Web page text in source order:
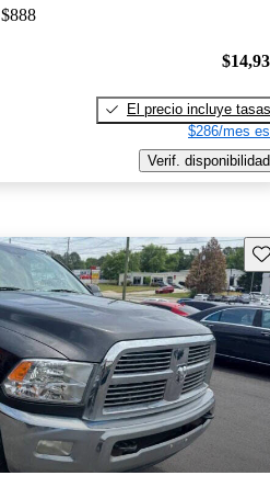
El precio incluye tasas
$286/mes
Verif. disponibilidad